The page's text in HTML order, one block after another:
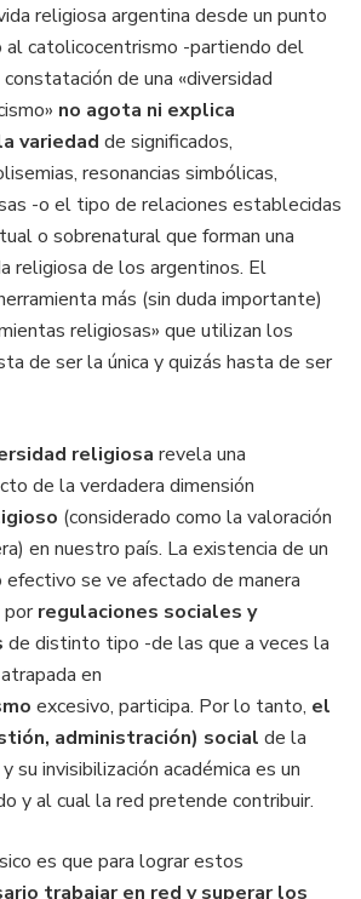
religiosa argentina desde un punto
catolicocentrismo -partiendo del
de una «diversidad
no agota ni explica
variedad de significados,
resonancias simbólicas,
-o el tipo de relaciones establecidas
o sobrenatural que forman una
religiosa de los argentinos. El
más (sin duda importante)
religiosas» que utilizan los
de ser la única y quizás hasta de ser
religiosa revela una
de la verdadera dimensión
(considerado como la valoración
en nuestro país. La existencia de un
se ve afectado de manera
porregulaciones sociales y
de distinto tipo -de las que a veces la
en
excesivo, participa. Por lo tanto, el
administración) social de la
su invisibilización académica es un
y al cual la red pretende contribuir.
es que para lograr estos
trabajar en red y superar los